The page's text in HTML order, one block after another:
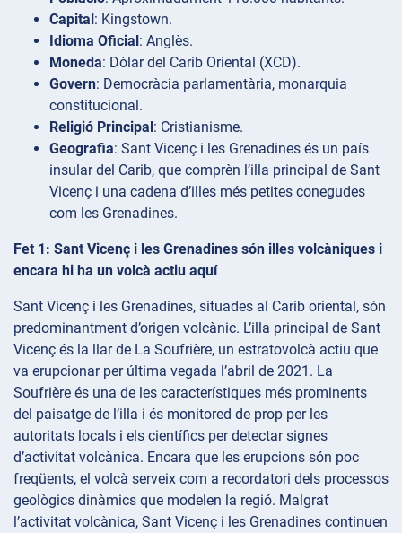
Capital: Kingstown.
Idioma Oficial: Anglès.
Moneda: Dòlar del Carib Oriental (XCD).
Govern: Democràcia parlamentària, monarquia
constitucional.
Religió Principal: Cristianisme.
Geografia: Sant Vicenç i les Grenadines és un país
insular del Carib, que comprèn l’illa principal de Sant
Vicenç i una cadena d’illes més petites conegudes
com les Grenadines.
Fet 1: Sant Vicenç i les Grenadines són illes volcàniques i
encara hi ha un volcà actiu aquí
Sant Vicenç i les Grenadines, situades al Carib oriental, són
predominantment d’origen volcànic. L’illa principal de Sant
Vicenç és la llar de La Soufrière, un estratovolcà actiu que
va erupcionar per última vegada l’abril de 2021. La
Soufrière és una de les característiques més prominents
del paisatge de l’illa i és monitored de prop per les
autoritats locals i els científics per detectar signes
d’activitat volcànica. Encara que les erupcions són poc
freqüents, el volcà serveix com a recordatori dels processos
geològics dinàmics que modelen la regió. Malgrat
l’activitat volcànica, Sant Vicenç i les Grenadines continuen